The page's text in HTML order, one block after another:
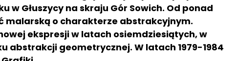
w Głuszycy na skraju Gór Sowich. Od ponad
malarską o charakterze abstrakcyjnym.
ekspresji w latach osiemdziesiątych, w
abstrakcji geometrycznej. W latach 1979-1984